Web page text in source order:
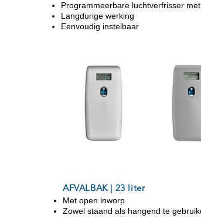
Programmeerbare luchtverfrisser
Langdurige werking
Eenvoudig instelbaar
AFVALBAK | 23 liter
Met open inworp
Zowel staand als hangend te